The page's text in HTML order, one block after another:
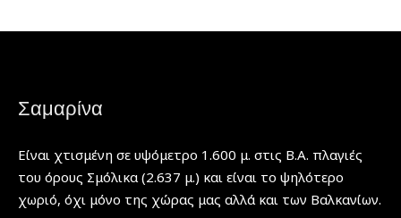
Σαμαρίνα
Είναι χτισμένη σε υψόμετρο 1.600 μ. στις Β.Α. πλαγιές
του όρους Σμόλικα (2.637 μ.) και είναι το ψηλότερο
χωριό, όχι μόνο της χώρας μας αλλά και των Βαλκανίων.